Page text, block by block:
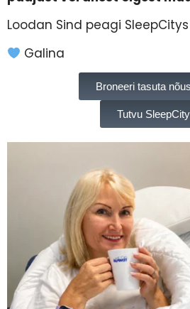
Loodan Sind peagi
Galina
Broneeri tasuta
Tutvu